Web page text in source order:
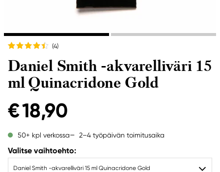
(4)
Daniel Smith -akvarelliväri 15
ml Quinacridone Gold
€ 18,90
50+ kpl verkossa 2–4 työpäivän toimitusaika
Valitse vaihtoehto:
Daniel Smith -akvarelliväri 15 ml Quinacridone Gold